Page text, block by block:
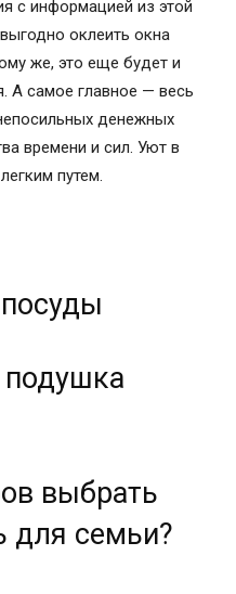
с информацией из этой
оклеить окна
же, это еще будет и
А самое главное — весь
денежных
времени и сил. Уют в
путем.
подушка
выбрать
для семьи?